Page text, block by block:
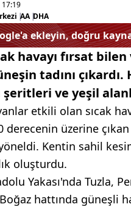
|AA |DHA
ekleyin, doğru
havayı fırsat
tadını
şeritleri ve yeşil
etkili olan sıcak
üzerine çıkan
Kentin sahil
oluşturdu.
Yakası'nda Tuzla,
hattında güneşli